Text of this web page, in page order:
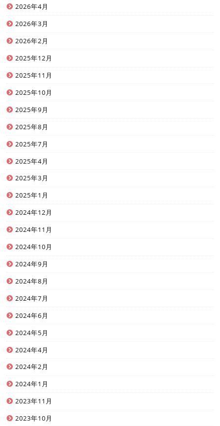
2026年4月
2026年3月
2026年2月
2025年12月
2025年11月
2025年10月
2025年9月
2025年8月
2025年7月
2025年4月
2025年3月
2025年1月
2024年12月
2024年11月
2024年10月
2024年9月
2024年8月
2024年7月
2024年6月
2024年5月
2024年4月
2024年2月
2024年1月
2023年11月
2023年10月